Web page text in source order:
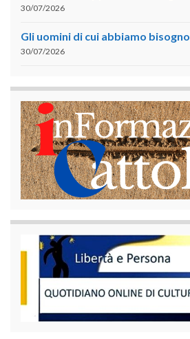
30/07/2026
Gli uomini di cui abbiamo bisogno
30/07/2026